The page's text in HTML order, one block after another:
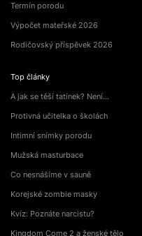
Termín porodu
Výpočet mateřské 2026
Rodičovský příspěvek 2026
Top články
A jak se těší tatínek? Není…
Protivná učitelka o školách
Intimní snímky porodu
Mužská masturbace
Co nesnášíme v sauně
Korejské zombie masky
Kvíz: Poznáte narcistu?
Kingdom Come 2 a ženské tělo